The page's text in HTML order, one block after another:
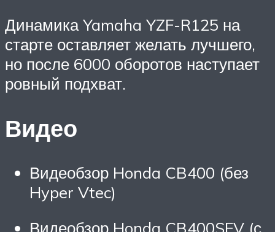
Динамика Yamaha YZF-R125 на
старте оставляет желать лучшего,
но после 6000 оборотов наступает
ровный подхват.
Видео
Видеобзор Honda CB400 (без
Hyper Vtec)
Видеобзор Honda CB400SFV (с